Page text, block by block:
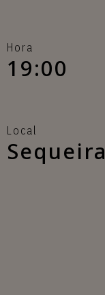
Hora
19:00
Local
Sequeira